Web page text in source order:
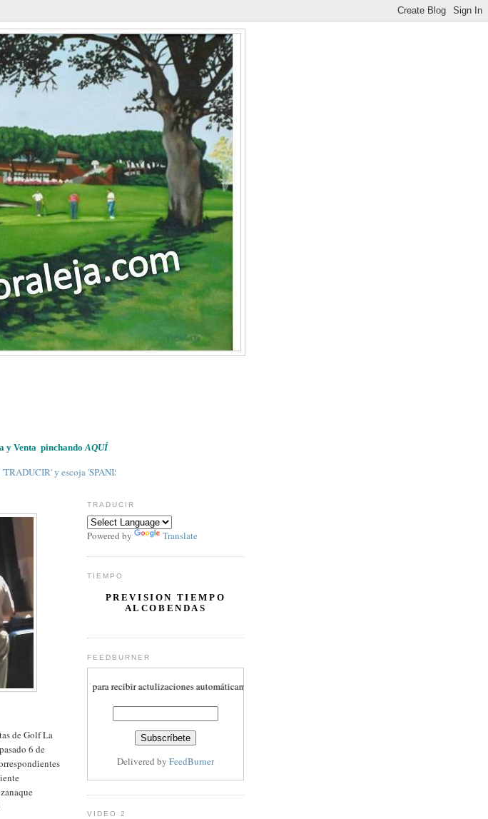
y Venta pinchandoAQUÍ
y escoja 'SPANISH' en el panel derecho debajo
de Golf La
6 de
TRADUCIR
Powered by Translate
TIEMPO
PREVISION TIEMPO
ALCOBENDAS
FEEDBURNER
aquí para recibir actulizaciones automáticamente
Delivered by FeedBurner
VIDEO 2